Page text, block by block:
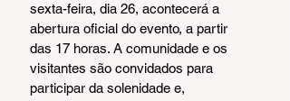
sexta-feira, dia 26, acontecerá a
abertura oficial do evento, a partir
das 17 horas. A comunidade e os
visitantes são convidados para
participar da solenidade e,